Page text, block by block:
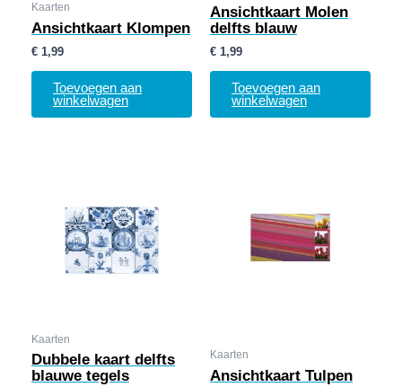
Kaarten
Ansichtkaart Klompen
€ 1,99
Toevoegen aan
winkelwagen
Ansichtkaart Molen
delfts blauw
€ 1,99
Toevoegen aan
winkelwagen
Kaarten
Dubbele kaart delfts
blauwe tegels
Kaarten
Ansichtkaart Tulpen